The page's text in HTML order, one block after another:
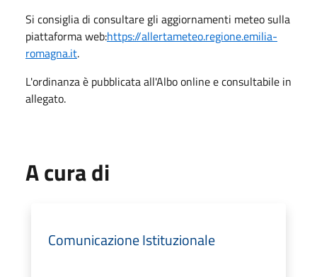
Si consiglia di consultare gli aggiornamenti meteo sulla
piattaforma web:https://allertameteo.regione.emilia-
romagna.it.
L'ordinanza è pubblicata all'Albo online e consultabile in
allegato.
A cura di
Comunicazione Istituzionale